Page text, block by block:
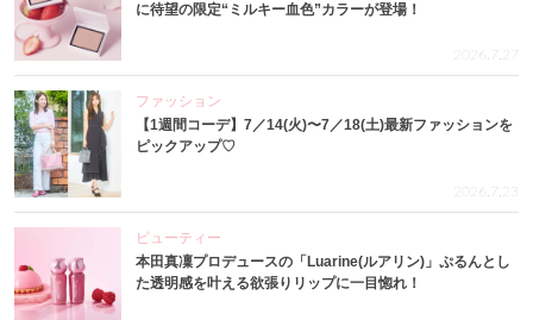
に待望の限定“ミルキー血色”カラーが登場！
2026.7.27
ファッション
【1週間コーデ】7／14(火)〜7／18(土)最新ファッションを
ピックアップ♡
2026.7.23
ビューティー
本田真凜プロデュースの「Luarine(ルアリン)」ぷるんとし
た透明感を叶える欲張りリップに一目惚れ！